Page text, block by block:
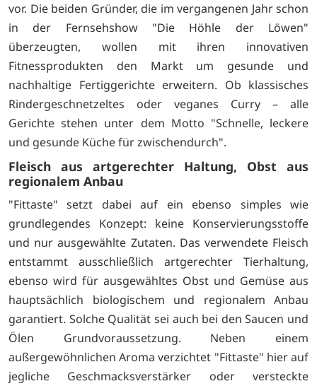
vor. Die beiden Gründer, die im vergangenen Jahr schon
in der Fernsehshow "Die Höhle der Löwen"
überzeugten, wollen mit ihren innovativen
Fitnessprodukten den Markt um gesunde und
nachhaltige Fertiggerichte erweitern. Ob klassisches
Rindergeschnetzeltes oder veganes Curry – alle
Gerichte stehen unter dem Motto "Schnelle, leckere
und gesunde Küche für zwischendurch".
Fleisch aus artgerechter Haltung, Obst aus
regionalem Anbau
"Fittaste" setzt dabei auf ein ebenso simples wie
grundlegendes Konzept: keine Konservierungsstoffe
und nur ausgewählte Zutaten. Das verwendete Fleisch
entstammt ausschließlich artgerechter Tierhaltung,
ebenso wird für ausgewähltes Obst und Gemüse aus
hauptsächlich biologischem und regionalem Anbau
garantiert. Solche Qualität sei auch bei den Saucen und
Ölen Grundvoraussetzung. Neben einem
außergewöhnlichen Aroma verzichtet "Fittaste" hier auf
jegliche Geschmacksverstärker oder versteckte